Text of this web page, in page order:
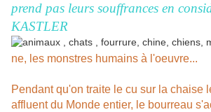
prend pas leurs souffrances en
KASTLER
ne, les monstres humains à l'oeuvre...
Pendant qu'on traite le cu sur la chaise
affluent du Monde entier, le bourreau